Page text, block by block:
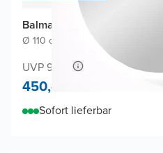
Balmani Giro Round
Ø 110 cm Spiegel ohne Rahmen
UVP 980,-
450,-
Sofort lieferbar